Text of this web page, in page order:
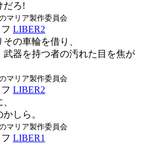
だろ!
マリア製作委員会
LIBER2
の車輪を借り、
器を持つ者の汚れた目を焦が
マリア製作委員会
LIBER2
しら。
マリア製作委員会
LIBER1